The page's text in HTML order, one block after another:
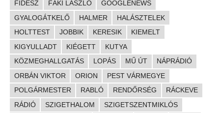
FIDESZ
FÁKI LÁSZLÓ
GOOGLENEWS
GYALOGÁTKELŐ
HALMER
HALÁSZTELEK
HOLTTEST
JOBBIK KERESIK
KIEMELT
KIGYULLADT
KIÉGETT
KUTYA
KÖZMEGHALLGATÁS
LOPÁS MŰ ÚT
NÁPRÁDIÓ
ORBÁN VIKTOR
ORION
PEST VÁRMEGYE
POLGÁRMESTER
RABLÓ RENDŐRSÉG
RÁCKEVE
RÁDIÓ
SZIGETHALOM SZIGETSZENTMIKLÓS